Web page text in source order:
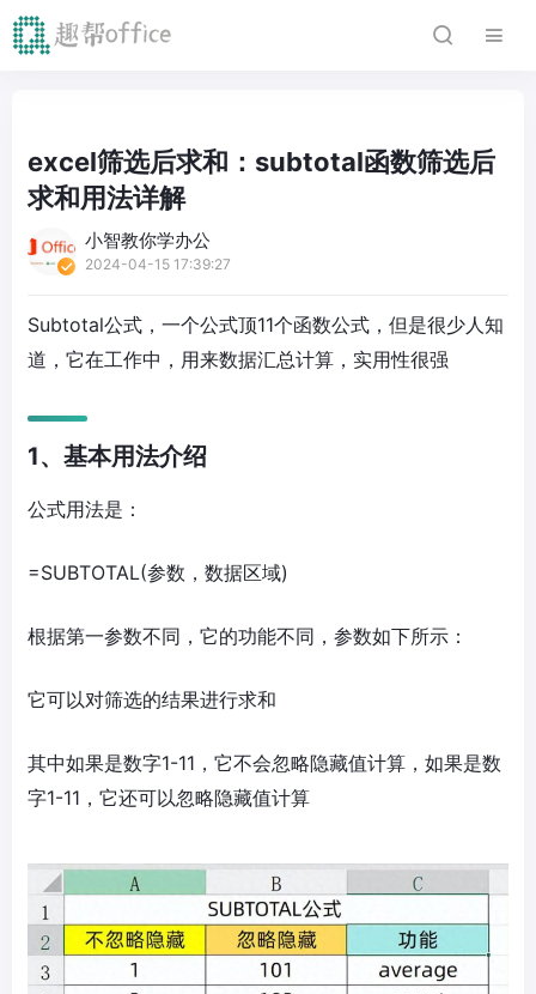
excel筛选后求和：subtotal函数筛选后
求和用法详解
小智教你学办公
2024-04-15 17:39:27
Subtotal公式，一个公式顶11个函数公式，但是很少人知
道，它在工作中，用来数据汇总计算，实用性很强
1、基本用法介绍
公式用法是：
=SUBTOTAL(参数，数据区域)
根据第一参数不同，它的功能不同，参数如下所示：
它可以对筛选的结果进行求和
其中如果是数字1-11，它不会忽略隐藏值计算，如果是数
字1-11，它还可以忽略隐藏值计算